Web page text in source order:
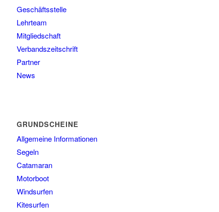
Geschäftsstelle
Lehrteam
Mitgliedschaft
Verbandszeitschrift
Partner
News
GRUNDSCHEINE
Allgemeine Informationen
Segeln
Catamaran
Motorboot
Windsurfen
Kitesurfen